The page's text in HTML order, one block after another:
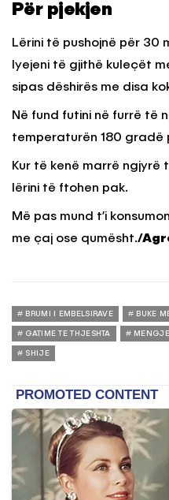
Për pjekjen
Lërini të pushojnë për 30
lyejeni të gjithë kuleçët
sipas dëshirës me disa
Në fund futini në furrë të
temperaturën 180 gradë
Kur të kenë marrë ngjyrë
lërini të ftohen pak.
Më pas mund t’i
me çaj ose qumësht./
BRUMI I EMBELSIRAVE BUKE
GATIME TE THJESHTA
SHIJE